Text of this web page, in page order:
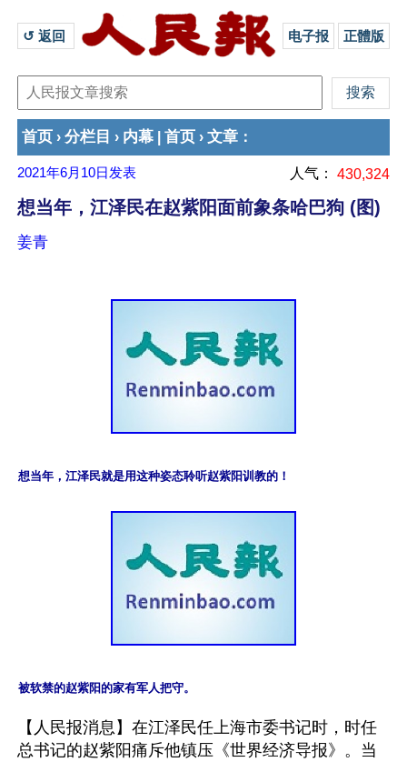
↺ 返回 电子报 正體版
首页 › 分栏目 › 内幕 首页 › 文章 ：
2021年6月10日 发表 人气： 430,324
想当年，江泽民在赵紫阳面前象条哈巴狗 (图)
姜青
想当年，江泽民就是用这种姿态聆听赵紫阳训教的！
被软禁的赵紫阳的家有军人把守。
【人民报消息】在江泽民任上海市委书记时，时任
总书记的赵紫阳痛斥他镇压《世界经济导报》。当